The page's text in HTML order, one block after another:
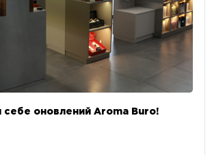
себе оновлений Aroma Buro! ⠀